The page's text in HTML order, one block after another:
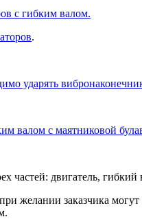
с гибким валом.
.
ударять
валом с маятниковой
двигатель, гибкий
желании заказчика